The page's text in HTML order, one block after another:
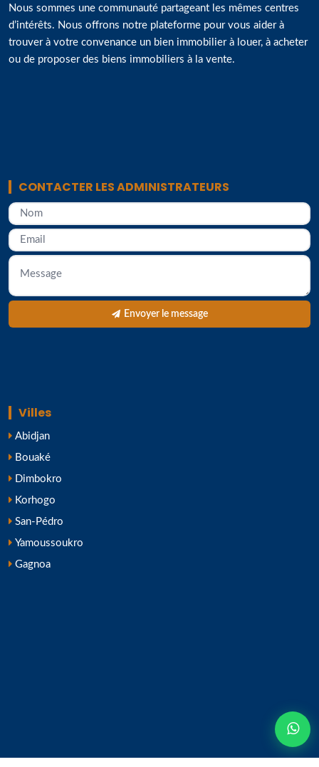
Nous sommes une communauté partageant les mêmes centres
d’intérêts. Nous offrons notre plateforme pour vous aider à
trouver à votre convenance un bien immobilier à louer, à acheter
ou de proposer des biens immobiliers à la vente.
CONTACTER LES ADMINISTRATEURS
Envoyer le message
Villes
Abidjan
Bouaké
Dimbokro
Korhogo
San-Pédro
Yamoussoukro
Gagnoa